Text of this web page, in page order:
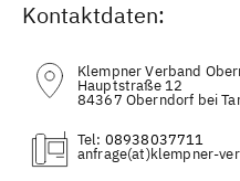
Kontaktdaten:
Klempner Verband
Hauptstraße 12
84367 Oberndorf bei
Tel: 08938037711
(at)